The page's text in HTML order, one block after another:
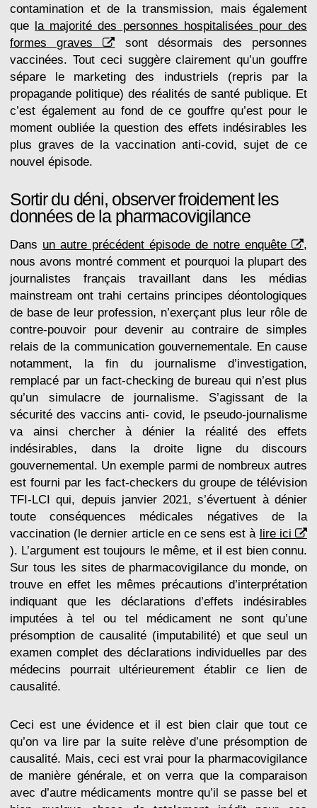
contamination et de la transmission, mais également
que la majorité des personnes hospitalisées pour des
formes graves
sont désormais des personnes
vaccinées. Tout ceci suggère clairement qu’un gouffre
sépare le marketing des industriels (repris par la
propagande politique) des réalités de santé publique. Et
c’est également au fond de ce gouffre qu’est pour le
moment oubliée la question des effets indésirables les
plus graves de la vaccination anti-covid, sujet de ce
nouvel épisode.
Sortir du déni, observer froidement les
données de la pharmacovigilance
Dans un autre précédent épisode de notre enquête
,
nous avons montré comment et pourquoi la plupart des
journalistes français travaillant dans les médias
mainstream ont trahi certains principes déontologiques
de base de leur profession, n’exerçant plus leur rôle de
contre-pouvoir pour devenir au contraire de simples
relais de la communication gouvernementale. En cause
notamment, la fin du journalisme d’investigation,
remplacé par un fact-checking de bureau qui n’est plus
qu’un simulacre de journalisme. S’agissant de la
sécurité des vaccins anti- covid, le pseudo-journalisme
va ainsi chercher à dénier la réalité des effets
indésirables, dans la droite ligne du discours
gouvernemental. Un exemple parmi de nombreux autres
est fourni par les fact-checkers du groupe de télévision
TFI-LCI qui, depuis janvier 2021, s’évertuent à dénier
toute conséquences médicales négatives de la
vaccination (le dernier article en ce sens est à lire ici
). L’argument est toujours le même, et il est bien connu.
Sur tous les sites de pharmacovigilance du monde, on
trouve en effet les mêmes précautions d’interprétation
indiquant que les déclarations d’effets indésirables
imputées à tel ou tel médicament ne sont qu’une
présomption de causalité (imputabilité) et que seul un
examen complet des déclarations individuelles par des
médecins pourrait ultérieurement établir ce lien de
causalité.
Ceci est une évidence et il est bien clair que tout ce
qu’on va lire par la suite relève d’une présomption de
causalité. Mais, ceci est vrai pour la pharmacovigilance
de manière générale, et on verra que la comparaison
avec d’autre médicaments montre qu’il se passe bel et